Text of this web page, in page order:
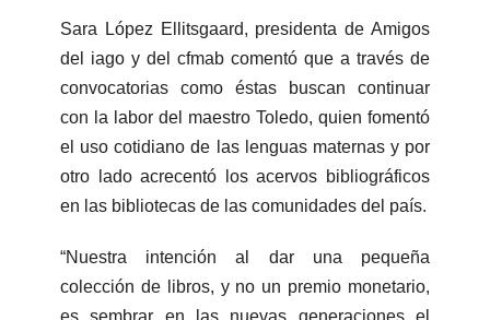
Sara López Ellitsgaard, presidenta de Amigos
del iago y del cfmab comentó que a través de
convocatorias como éstas buscan continuar
con la labor del maestro Toledo, quien fomentó
el uso cotidiano de las lenguas maternas y por
otro lado acrecentó los acervos bibliográficos
en las bibliotecas de las comunidades del país.
“Nuestra intención al dar una pequeña
colección de libros, y no un premio monetario,
es sembrar en las nuevas generaciones el